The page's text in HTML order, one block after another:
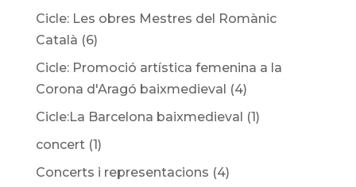
Cicle: Les obres Mestres del Romànic
Català (6)
Cicle: Promoció artística femenina a la
Corona d'Aragó baixmedieval (4)
Cicle:La Barcelona baixmedieval (1)
concert(1)
Concerts i representacions (4)